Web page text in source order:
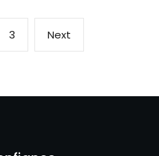
Page
3 Next
page